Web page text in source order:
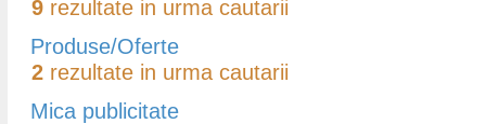
9 rezultate in urma cautarii
Produse/Oferte
2 rezultate in urma cautarii
Mica publicitate